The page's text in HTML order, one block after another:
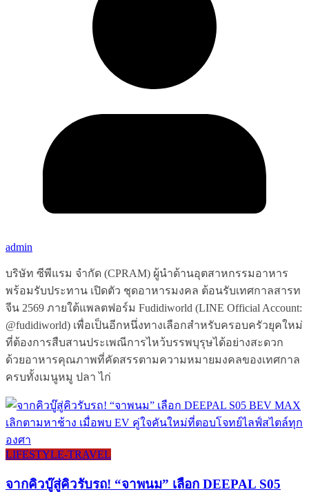
admin
บริษัท ซีพีแรม จำกัด (CPRAM) ผู้นำด้านอุตสาหกรรมอาหาร
พร้อมรับประทาน เปิดตัว ชุดอาหารมงคล ต้อนรับเทศกาลสารท
จีน 2569 ภายใต้แพลตฟอร์ม Fudidiworld (LINE Official Account:
@fudidiworld) เพื่อเป็นอีกหนึ่งทางเลือกสำหรับครอบครัวยุคใหม่
ที่ต้องการสืบสานประเพณีการไหว้บรรพบุรุษได้อย่างสะดวก
ด้วยอาหารคุณภาพที่คัดสรรตามความหมายมงคลของเทศกาล
ครบทั้งเมนูหมู ปลา ไก่
LIFESTYLE​-TRAVEL​
จากคิวบู๊สู่คิวรับรถ! “จาพนม” เลือก DEEPAL S05